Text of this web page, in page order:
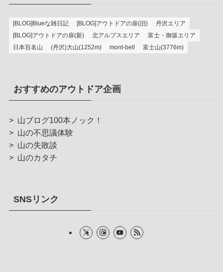
[BLOG]Blueな雑日記 [BLOG]アウトドアの扉(旧)
丹沢エリア
[BLOG]アウトドアの扉(新)
北アルプスエリア
富士・御坂エリア
日本百名山
(丹沢)大山(1252m) mont-bell 富士山(3776m)
おすすめのアウトドア企画
> 山ブログ100本ノック！
> 山の不思議体験
> 山の失敗談
> 山のカタチ
SNSリンク